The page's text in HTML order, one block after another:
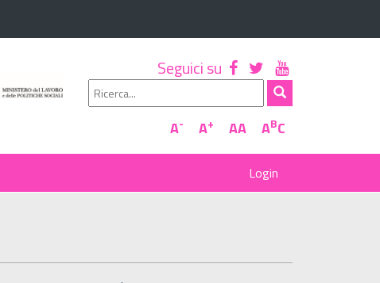
Seguici su
A- A+ AA ABC